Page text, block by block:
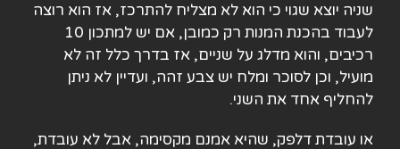
שניה יוצא שגוי כי הוא לא מצליח להתרכז, אז הוא רוצה
לעבוד בהכנת המנות רק כמובן, אם יש למתכון 10
רכיבים, והוא מדלג על שניים, אז בדרך כלל זה לא
מועיל, וכן לסוכר ומלח יש צבע זהה, ועדיין לא ניתן
להחליף אחד את השני.
או עובדת דלפק, שהיא אמנם מקסימה, אבל לא עובדת,